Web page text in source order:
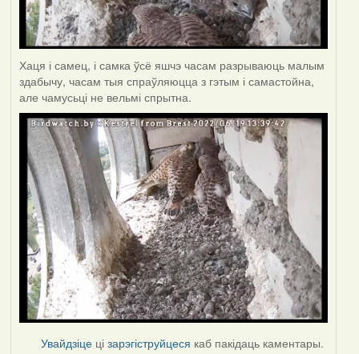
Хаця і самец, і самка ўсё яшчэ часам разрываюць малым
здабычу, часам тыя спраўляюцца з гэтым і самастойна,
але чамусьці не вельмі спрытна.
Увайдзіце цізарэгіструйцеся каб пакідаць каментары.